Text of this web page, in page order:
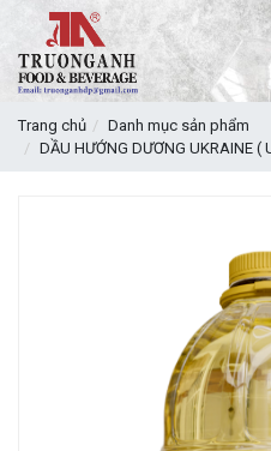
Trang chủ
Danh mục sản phẩm
DẦU HƯỚNG DƯƠNG UKRAINE (